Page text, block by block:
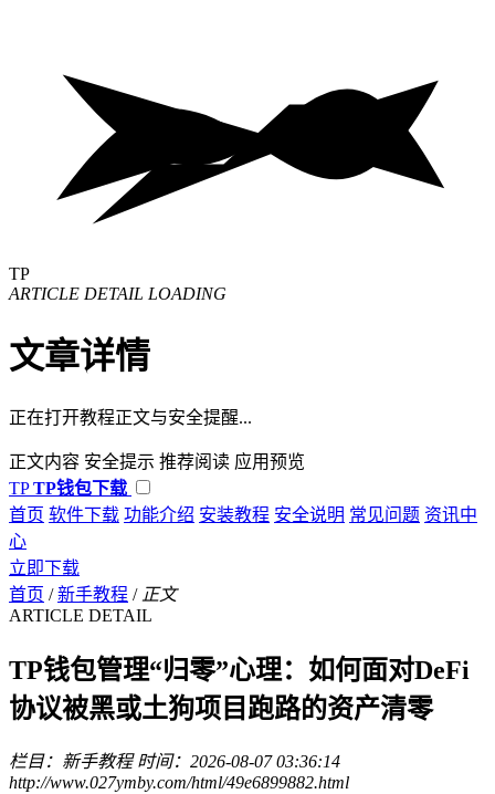
TP
ARTICLE DETAIL LOADING
文章详情
正在打开教程正文与安全提醒...
正文内容 安全提示 推荐阅读 应用预览
TP TP钱包下载
首页 软件下载 功能介绍 安装教程 安全说明 常见问题 资讯中
心
立即下载
首页 / 新手教程 / 正文
ARTICLE DETAIL
TP钱包管理“归零”心理：如何面对DeFi
协议被黑或土狗项目跑路的资产清零
栏目：新手教程 时间：2026-08-07 03:36:14
http://www.027ymby.com/html/49e6899882.html